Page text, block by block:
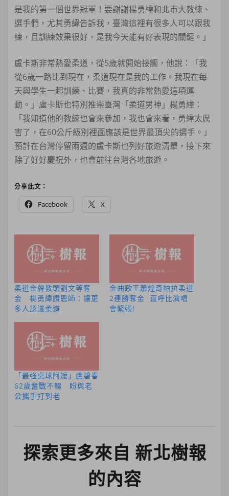
是我的第一個世界冠軍！要謝謝楊勇緯和北市大教練、
選手們，尤其勇緯告訴我，臺灣這裡有很多人可以跟我
練，且訓練效果很好，是我今天能有好表現的關鍵。」
盧卡斯非常熱愛柔道，從5歲就開始接觸，他說：「我
從6歲一路比到現在，柔道現在是我的工作。我現在每
天與學生一起訓練、比賽，我真的非常熱愛這項運
動。」盧卡斯也特別推崇臺灣「柔道男神」楊勇緯：
「我知道他的教練也會來參加，我也會來看，勇緯太厲
害了，在60公斤級別裡面應該是世界最頂尖的選手。」
預計在台灣停留兩週的盧卡斯也列好旅遊清單，接下來
除了好好慶祝外，也會前往台灣各地旅遊。
分享此文：
Facebook X
柔道金牌教頭劉文等奪
金 楊勇緯讚恩師：讓更
多人認識柔道
金曲歌王蕭煌奇帕拉柔道
2連勝奪金 直呼比演唱
會緊張!
「最強桌球阿嬤」盧碧春
62歲奮戰不輟 盼與老
公攜手打到老
探索更多來自 新北樹報
的內容